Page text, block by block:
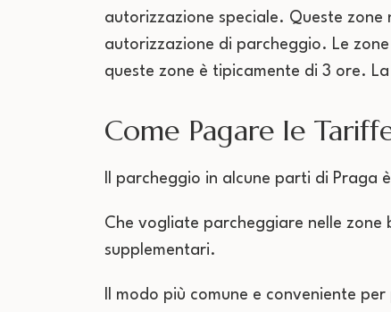
autorizzazione speciale. Queste
autorizzazione di parcheggio. Le
queste zone è tipicamente di 3 ore.
Come Pagare le
Il parcheggio in alcune parti di
Che vogliate parcheggiare nelle
supplementari.
Il modo più comune e conveniente